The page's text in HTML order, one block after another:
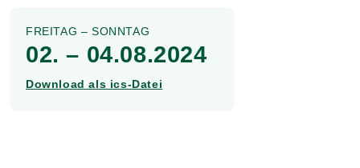
FREITAG – SONNTAG
02. – 04.08.2024
Download als ics-Datei